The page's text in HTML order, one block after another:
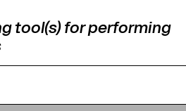
tool(s) for performing